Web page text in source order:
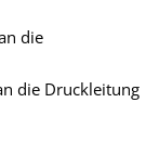
die
die Druckleitung